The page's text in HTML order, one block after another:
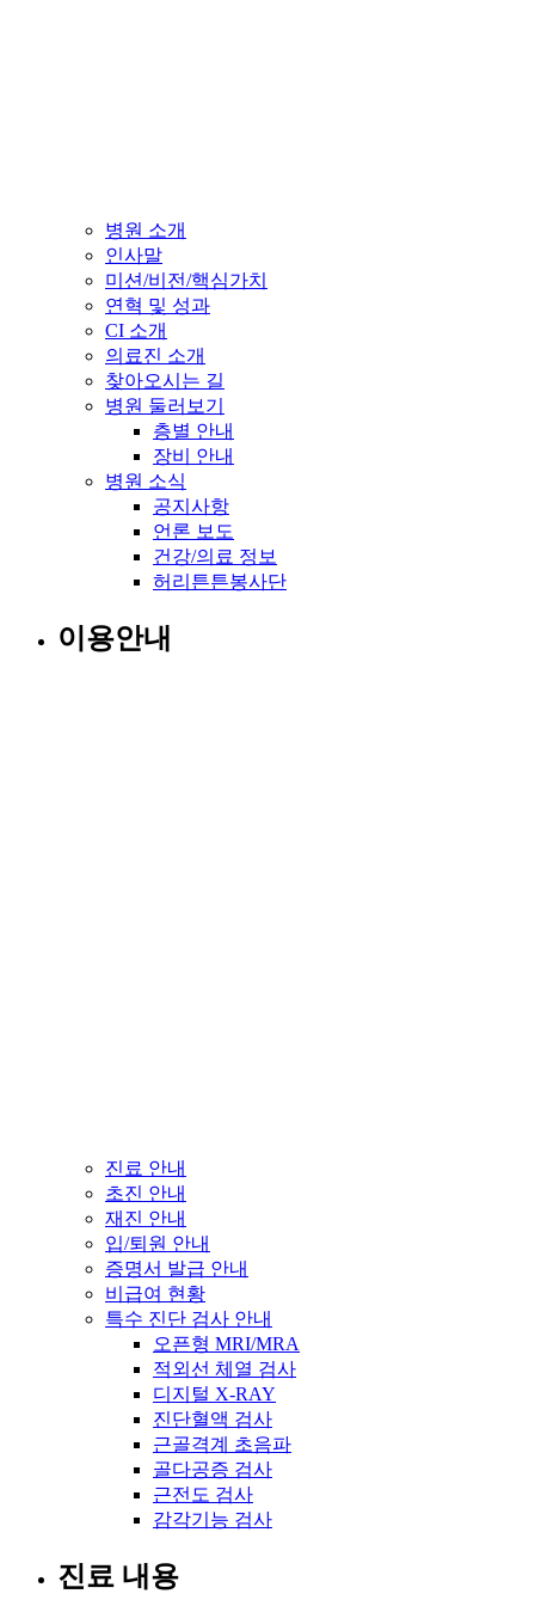
병원 소개
인사말
미션/비전/핵심가치
연혁 및 성과
CI 소개
의료진 소개
찾아오시는 길
병원 둘러보기
층별 안내
장비 안내
병원 소식
공지사항
언론 보도
건강/의료 정보
허리튼튼봉사단
이용안내
진료 안내
초진 안내
재진 안내
입/퇴원 안내
증명서 발급 안내
비급여 현황
특수 진단 검사 안내
오픈형 MRI/MRA
적외선 체열 검사
디지털 X-RAY
진단혈액 검사
근골격계 초음파
골다공증 검사
근전도 검사
감각기능 검사
진료 내용